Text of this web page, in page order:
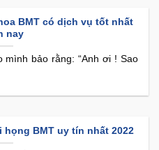
BMT có dịch vụ tốt nhất
nay
mình bảo rằng: “Anh ơi ! Sao
họng BMT uy tín nhất 2022